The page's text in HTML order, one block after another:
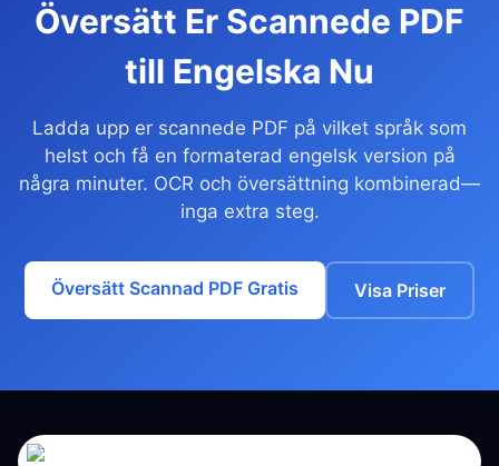
Översätt Er Scannede PDF
till Engelska Nu
Ladda upp er scannede PDF på vilket språk som
helst och få en formaterad engelsk version på
några minuter. OCR och översättning kombinerad—
inga extra steg.
Översätt Scannad PDF Gratis Visa Priser